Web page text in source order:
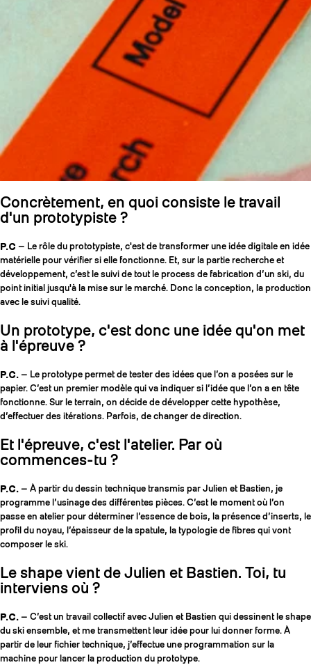
Concrètement, en quoi consiste le travail
d'un prototypiste ?
P.C — Le rôle du prototypiste, c'est de transformer une idée digitale en idée
matérielle pour vérifier si elle fonctionne. Et, sur la partie recherche et
développement, c’est le suivi de tout le process de fabrication d’un ski, du
point initial jusqu'à la mise sur le marché. Donc la conception, la production
avec le suivi qualité.
Un prototype, c'est donc une idée qu'on met
à l'épreuve ?
P.C. — Le prototype permet de tester des idées que l’on a posées sur le
papier. C’est un premier modèle qui va indiquer si l’idée que l’on a en tête
fonctionne. Sur le terrain, on décide de développer cette hypothèse,
d’effectuer des itérations. Parfois, de changer de direction.
Et l'épreuve, c'est l'atelier. Par où
commences-tu ?
P.C. — À partir du dessin technique transmis par Julien et Bastien, je
programme l’usinage des différentes pièces. C’est le moment où l’on
passe en atelier pour déterminer l’essence de bois, la présence d’inserts, le
profil du noyau, l’épaisseur de la spatule, la typologie de fibres qui vont
composer le ski.
Le shape vient de Julien et Bastien. Toi, tu
interviens où ?
P.C. — C’est un travail collectif avec Julien et Bastien qui dessinent le shape
du ski ensemble, et me transmettent leur idée pour lui donner forme. À
partir de leur fichier technique, j’effectue une programmation sur la
machine pour lancer la production du prototype.